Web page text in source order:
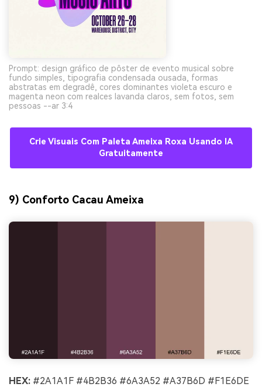
Prompt: design gráfico de pôster de evento musical sobre
fundo simples, tipografia condensada ousada, formas
abstratas em degradê, cores dominantes violeta escuro e
magenta neon com realces lavanda claros, sem fotos, sem
pessoas --ar 3:4
Crie Visuais Com Paleta Ameixa Roxa Usando IA
Gratuitamente
9) Conforto Cacau Ameixa
HEX: #2A1A1F #4B2B36 #6A3A52 #A37B6D #F1E6DE